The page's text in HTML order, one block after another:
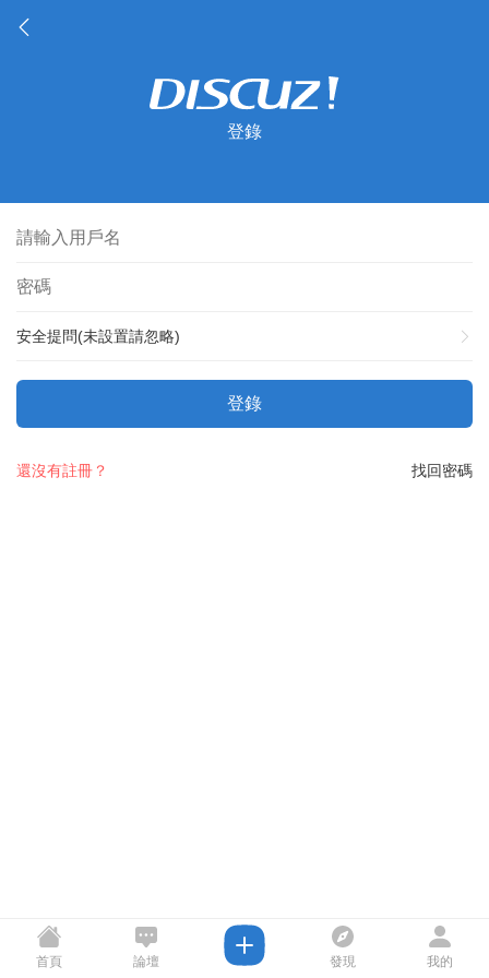
登錄
安全提問(未設置請忽略)
登錄
找回密碼
還沒有註冊？
首頁 論壇 發現 我的